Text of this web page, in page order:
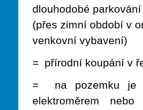
dlouhodobé
(přes zimní období v
venkovní vybavení)
= přírodní koupání v
= na pozemku je
elektroměrem